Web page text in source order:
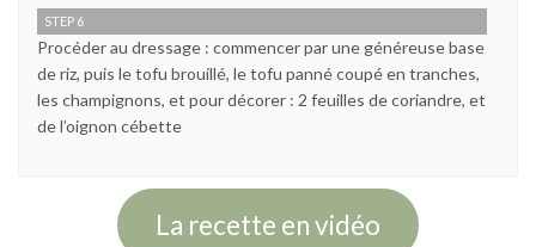
STEP 6
Procéder au dressage : commencer par une généreuse base
de riz, puis le tofu brouillé, le tofu panné coupé en tranches,
les champignons, et pour décorer : 2 feuilles de coriandre, et
de l’oignon cébette
La recette en vidéo